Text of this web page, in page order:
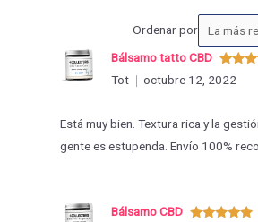
Ordenar porOrdenar
las
Valorado
con
Bálsamo tatto CBD
Tot
octubre 12, 2022
Está muy bien. Textura rica y la
gente es estupenda. Envío 100%
Bálsamo CBD